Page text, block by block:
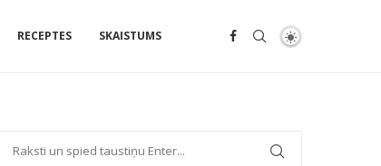
RECEPTES SKAISTUMS